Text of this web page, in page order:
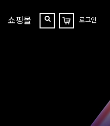
쇼핑몰
찾
장
바
로그인